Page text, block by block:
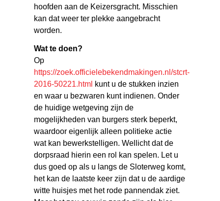
hoofden aan de Keizersgracht. Misschien
kan dat weer ter plekke aangebracht
worden.
Wat te doen?
Op
https://zoek.officielebekendmakingen.nl/stcrt-
2016-50221.html kunt u de stukken inzien
en waar u bezwaren kunt indienen. Onder
de huidige wetgeving zijn de
mogelijkheden van burgers sterk beperkt,
waardoor eigenlijk alleen politieke actie
wat kan bewerkstelligen. Wellicht dat de
dorpsraad hierin een rol kan spelen. Let u
dus goed op als u langs de Sloterweg komt,
het kan de laatste keer zijn dat u de aardige
witte huisjes met het rode pannendak ziet.